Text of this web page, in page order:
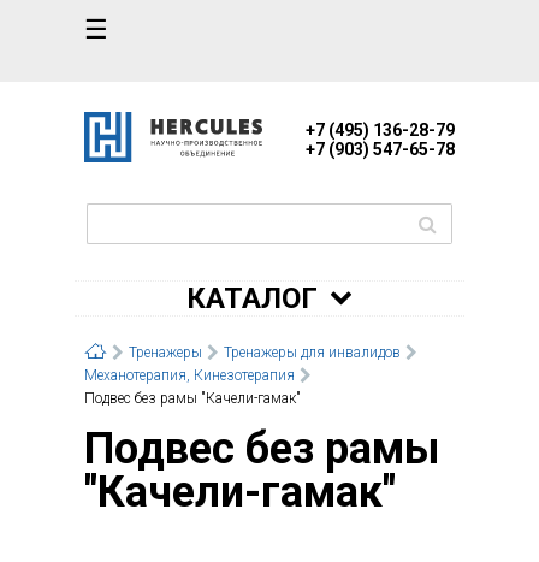
☰
+7 (495) 136-28-79
+7 (903) 547-65-78
КАТАЛОГ
Тренажеры
Тренажеры для инвалидов
Механотерапия, Кинезотерапия
Подвес без рамы "Качели-гамак"
Подвес без рамы
"Качели-гамак"